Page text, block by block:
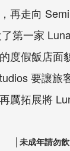
再走向
第一家
度假飯店面
要讓旅
厲拓展將
│未成年請勿飲